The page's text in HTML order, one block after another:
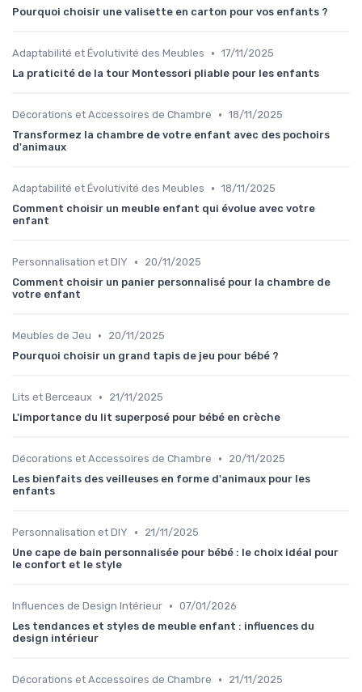
Pourquoi choisir une valisette en carton pour vos enfants ?
Adaptabilité et Évolutivité des Meubles • 17/11/2025
La praticité de la tour Montessori pliable pour les enfants
Décorations et Accessoires de Chambre • 18/11/2025
Transformez la chambre de votre enfant avec des pochoirs
d'animaux
Adaptabilité et Évolutivité des Meubles • 18/11/2025
Comment choisir un meuble enfant qui évolue avec votre
enfant
Personnalisation et DIY •
20/11/2025
Comment choisir un panier personnalisé pour la chambre de
votre enfant
Meubles de Jeu •
20/11/2025
Pourquoi choisir un grand tapis de jeu pour bébé ?
Lits et Berceaux •
21/11/2025
L'importance du lit superposé pour bébé en crèche
Décorations et Accessoires de Chambre •
20/11/2025
Les bienfaits des veilleuses en forme d'animaux pour les
enfants
Personnalisation et DIY •
21/11/2025
Une cape de bain personnalisée pour bébé : le choix idéal pour
le confort et le style
Influences de Design Intérieur • 07/01/2026
Les tendances et styles de meuble enfant : influences du
design intérieur
Décorations et Accessoires de Chambre • 21/11/2025